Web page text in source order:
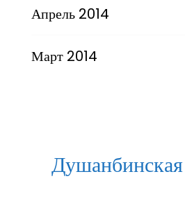
Апрель 2014
Март 2014